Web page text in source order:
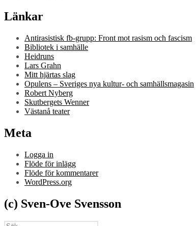
Länkar
Antirasistisk fb-grupp: Front mot rasism och fascism
Bibliotek i samhälle
Heidruns
Lars Grahn
Mitt hjärtas slag
Opulens – Sveriges nya kultur- och samhällsmagasin
Robert Nyberg
Skutbergets Wenner
Västanå teater
Meta
Logga in
Flöde för inlägg
Flöde för kommentarer
WordPress.org
(c) Sven-Ove Svensson